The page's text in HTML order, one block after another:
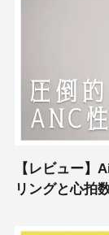
【レビュー】
リングと心拍